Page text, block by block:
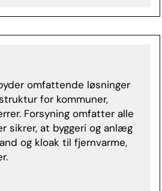
omfattende løsninger
for kommuner,
Forsyning omfatter alle
sikrer, at byggeri og anlæg
og kloak til fjernvarme,